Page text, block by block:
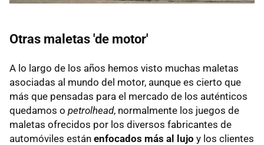
Otras maletas 'de motor'
A lo largo de los años hemos visto muchas maletas
asociadas al mundo del motor, aunque es cierto que
más que pensadas para el mercado de los auténticos
quedamos o petrolhead, normalmente los juegos de
maletas ofrecidos por los diversos fabricantes de
automóviles están enfocados más al lujo y los clientes